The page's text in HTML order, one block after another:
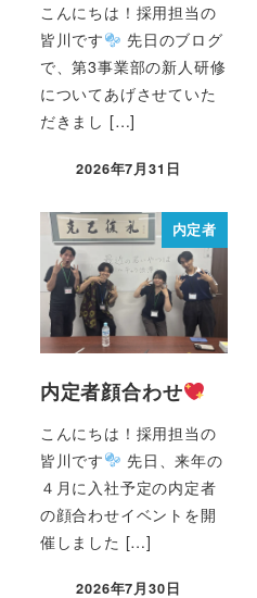
こんにちは！採用担当の
皆川です
先日のブログ
で、第3事業部の新人研修
についてあげさせていた
だきまし […]
2026年7月31日
内定者
内定者顔合わせ
こんにちは！採用担当の
皆川です
先日、来年の
４月に入社予定の内定者
の顔合わせイベントを開
催しました […]
2026年7月30日